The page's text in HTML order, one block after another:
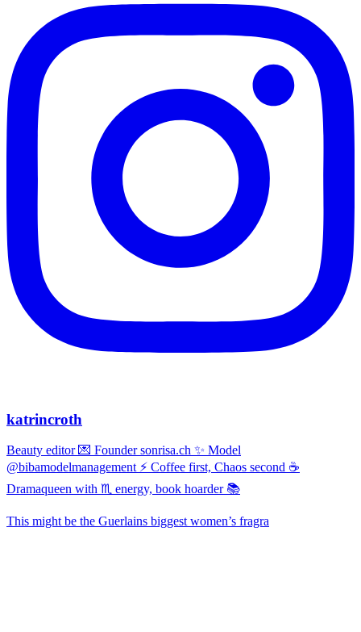
katrincroth
Beauty editor 💌 Founder sonrisa.ch ✨ Model
@bibamodelmanagement ⚡ Coffee first, Chaos second ☕
Dramaqueen with ♏ energy, book hoarder 📚
This might be the Guerlains biggest women’s fragra